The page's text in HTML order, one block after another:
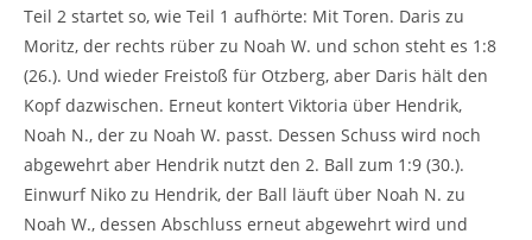
Teil 2 startet so, wie Teil 1 aufhörte: Mit Toren. Daris zu
Moritz, der rechts rüber zu Noah W. und schon steht es 1:8
(26.). Und wieder Freistoß für Otzberg, aber Daris hält den
Kopf dazwischen. Erneut kontert Viktoria über Hendrik,
Noah N., der zu Noah W. passt. Dessen Schuss wird noch
abgewehrt aber Hendrik nutzt den 2. Ball zum 1:9 (30.).
Einwurf Niko zu Hendrik, der Ball läuft über Noah N. zu
Noah W., dessen Abschluss erneut abgewehrt wird und